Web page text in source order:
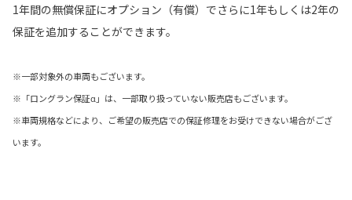
1年間の無償保証にオプション（有償）でさらに1年もしくは2年の
保証を追加することができます。
※一部対象外の車両もございます。
※「ロングラン保証α」は、一部取り扱っていない販売店もございます。
※車両規格などにより、ご希望の販売店での保証修理をお受けできない場合がござ
います。